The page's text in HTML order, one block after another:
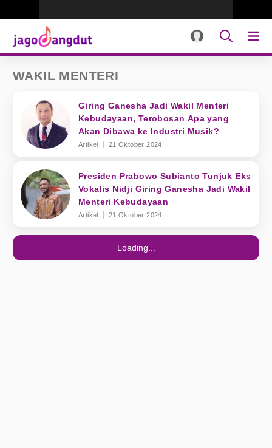
WAKIL MENTERI
Giring Ganesha Jadi Wakil Menteri
Kebudayaan, Terobosan Apa yang
Akan Dibawa ke Industri Musik?
Artikel 21 Oktober 2024
Presiden Prabowo Subianto Tunjuk Eks
Vokalis Nidji Giring Ganesha Jadi Wakil
Menteri Kebudayaan
Artikel 21 Oktober 2024
Loading...